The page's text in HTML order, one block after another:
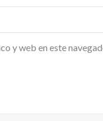
y web en este